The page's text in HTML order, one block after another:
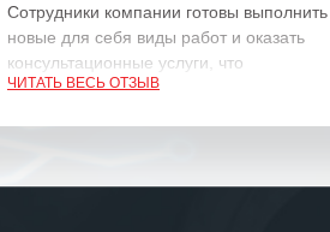
Сотрудники компании готовы выполнить
новые для себя виды работ и оказать
консультационные услуги, что
характеризует их как профессионалов
ответственного и надежного поставщика
ЧИТАТЬ ВЕСЬ ОТЗЫВ